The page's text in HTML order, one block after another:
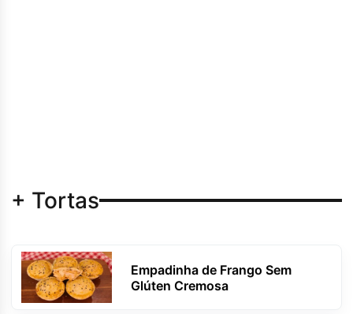
+ Tortas
Empadinha de Frango Sem
Glúten Cremosa